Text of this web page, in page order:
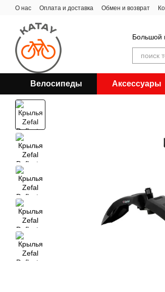
Перейти к основному контенту
О нас Оплата и доставка Обмен и возврат
Большой
Велосипеды Аксессуары